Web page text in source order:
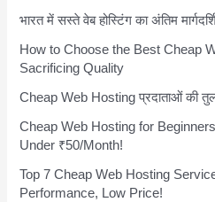
भारत में सस्ते वेब होस्टिंग का अंतिम
How to Choose the Best Cheap
Sacrificing Quality
Cheap Web Hosting प्रदाताओं की
Cheap Web Hosting for
Under ₹50/Month!
Top 7 Cheap Web Hosting
Performance, Low Price!